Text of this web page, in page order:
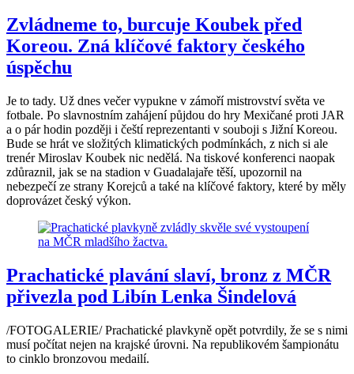
Zvládneme to, burcuje Koubek před
Koreou. Zná klíčové faktory českého
úspěchu
Je to tady. Už dnes večer vypukne v zámoří mistrovství světa ve
fotbale. Po slavnostním zahájení půjdou do hry Mexičané proti JAR
a o pár hodin později i čeští reprezentanti v souboji s Jižní Koreou.
Bude se hrát ve složitých klimatických podmínkách, z nich si ale
trenér Miroslav Koubek nic nedělá. Na tiskové konferenci naopak
zdůraznil, jak se na stadion v Guadalajaře těší, upozornil na
nebezpečí ze strany Korejců a také na klíčové faktory, které by měly
doprovázet český výkon.
Prachatické plavání slaví, bronz z MČR
přivezla pod Libín Lenka Šindelová
/FOTOGALERIE/ Prachatické plavkyně opět potvrdily, že se s nimi
musí počítat nejen na krajské úrovni. Na republikovém šampionátu
to cinklo bronzovou medailí.